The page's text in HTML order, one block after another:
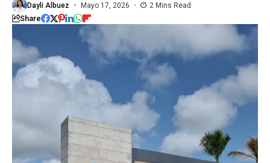
Dayli Albuez Mayo 17, 2026 2 Mins Read
Share